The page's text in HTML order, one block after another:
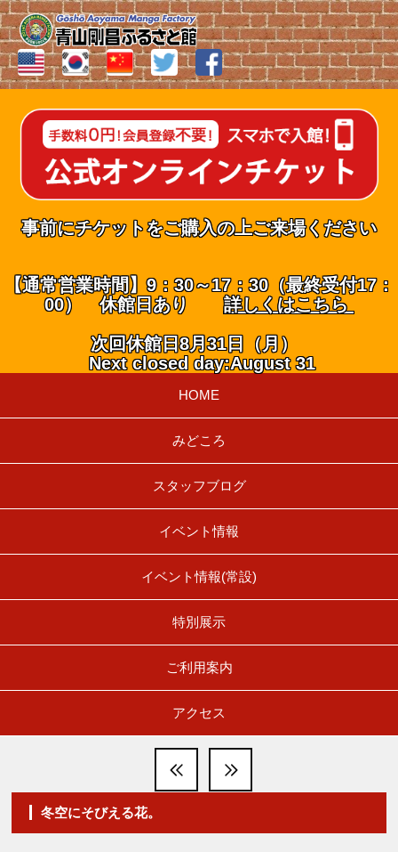
事前にチケットをご購入の上ご来場ください
【通常営業時間】9：30～17：30（最終受付17：
00） 休館日あり詳しくはこちら
次回休館日8月31日（月）
Next closed day:August 31
HOME
みどころ
スタッフブログ
イベント情報
イベント情報(常設)
特別展示
ご利用案内
アクセス
冬空にそびえる花。